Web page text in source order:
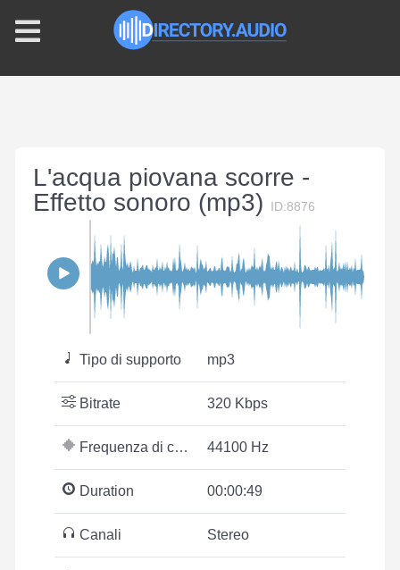
L'acqua piovana scorre -
Effetto sonoro (mp3)
ID:8876
Tipo di supporto mp3
Bitrate 320 Kbps
Frequenza di campionamento 44100 Hz
Duration 00:00:49
Canali Stereo